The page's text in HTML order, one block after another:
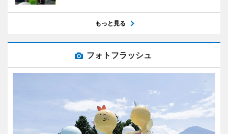
もっと見る
フォトフラッシュ